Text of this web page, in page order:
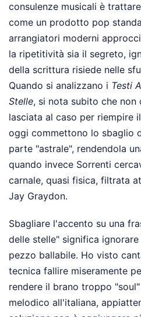
consulenze musicali è
come un prodotto pop
arrangiatori moderni
la ripetitività sia il segreto,
della scrittura risiede nelle
Quando si analizzano i Testi
Stelle, si nota subito che non
lasciata al caso per riempire
oggi commettono lo sbaglio
parte "astrale", rendendola
quando invece Sorrenti
carnale, quasi fisica, filtrata
Jay Graydon.
Sbagliare l'accento su una
delle stelle" significa
pezzo ballabile. Ho visto
tecnica fallire miseramente
rendere il brano troppo
melodico all'italiana,